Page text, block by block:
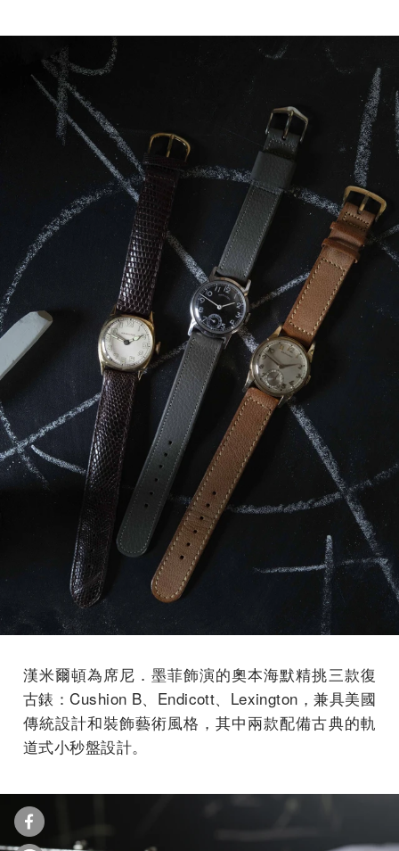
漢米爾頓為席尼．墨菲飾演的奧本海默精挑三款復
古錶：Cushion B、Endicott、Lexington，兼具美國
傳統設計和裝飾藝術風格，其中兩款配備古典的軌
道式小秒盤設計。